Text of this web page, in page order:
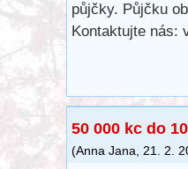
půjčky. Půjčku
Kontaktujte nás:
50 000 kc do
(Anna Jana, 21. 2.